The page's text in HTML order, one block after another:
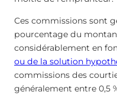
Ces commissions sont
pourcentage du
considérablement en
ou de la solution
commissions des
généralement entre 0,5